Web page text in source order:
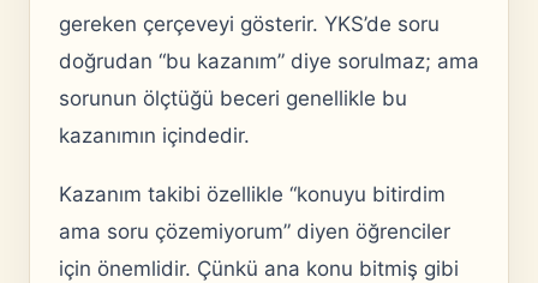
gereken çerçeveyi gösterir. YKS’de soru
doğrudan “bu kazanım” diye sorulmaz; ama
sorunun ölçtüğü beceri genellikle bu
kazanımın içindedir.
Kazanım takibi özellikle “konuyu bitirdim
ama soru çözemiyorum” diyen öğrenciler
için önemlidir. Çünkü ana konu bitmiş gibi